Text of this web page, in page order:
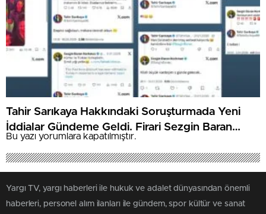
Tahir Sarıkaya Hakkındaki Soruşturmada Yeni
İddialar Gündeme Geldi. Firari Sezgin Baran
Korkmaz ile İlişkiler ve Para Hareketleri
İnceleniyor
Bu yazı yorumlara kapatılmıştır.
Yargı TV, yargı haberleri ile hukuk ve adalet dünyasından önemli
haberleri, personel alım ilanları ile gündem, spor kültür ve sanat